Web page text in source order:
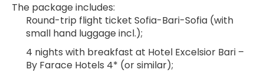
The package includes:
Round-trip flight ticket Sofia-Bari-Sofia (with
small hand luggage incl.);
4 nights with breakfast at Hotel Excelsior Bari –
By Farace Hotels 4* (or similar);